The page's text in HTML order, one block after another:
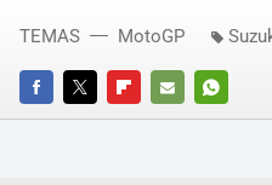
FACEBOOKTWITTERFLIPBOARD
E-
TEMAS MotoGP